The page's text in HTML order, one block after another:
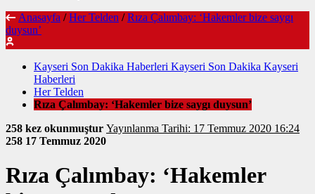
Anasayfa / Her Telden / Rıza Çalımbay: ‘Hakemler bize saygı
duysun’
Kayseri Son Dakika Haberleri Kayseri Son Dakika Kayseri
Haberleri
Her Telden
Rıza Çalımbay: ‘Hakemler bize saygı duysun’
258 kez okunmuştur
Yayınlanma Tarihi: 17 Temmuz 2020 16:24
258 17 Temmuz 2020
Rıza Çalımbay: ‘Hakemler